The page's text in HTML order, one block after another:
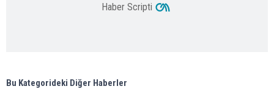
Haber Scripti
Bu Kategorideki Diğer Haberler